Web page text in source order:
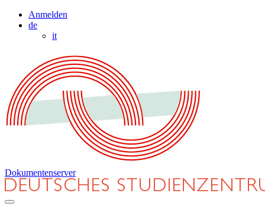
Anmelden
de
it
Dokumentenserver